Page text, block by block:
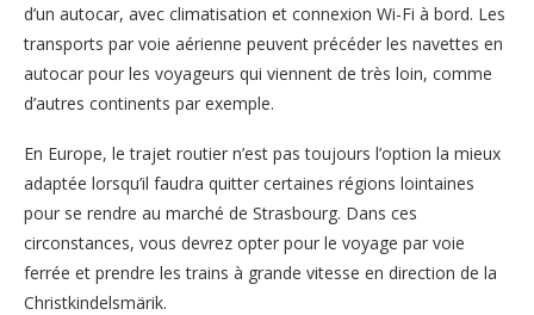
d’un autocar, avec climatisation et connexion Wi-Fi à bord. Les
transports par voie aérienne peuvent précéder les navettes en
autocar pour les voyageurs qui viennent de très loin, comme
d’autres continents par exemple.
En Europe, le trajet routier n’est pas toujours l’option la mieux
adaptée lorsqu’il faudra quitter certaines régions lointaines
pour se rendre au marché de Strasbourg. Dans ces
circonstances, vous devrez opter pour le voyage par voie
ferrée et prendre les trains à grande vitesse en direction de la
Christkindelsmärik.